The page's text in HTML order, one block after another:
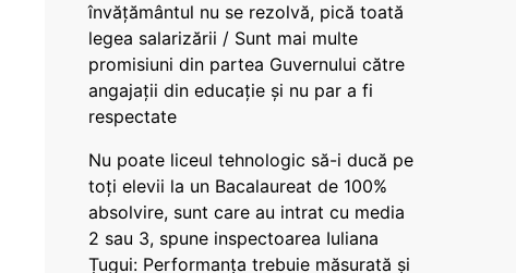
învățământul nu se rezolvă, pică toată
legea salarizării / Sunt mai multe
promisiuni din partea Guvernului către
angajații din educație și nu par a fi
respectate
Nu poate liceul tehnologic să-i ducă pe
toți elevii la un Bacalaureat de 100%
absolvire, sunt care au intrat cu media
2 sau 3, spune inspectoarea Iuliana
Țugui: Performanța trebuie măsurată și